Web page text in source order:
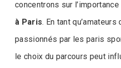
concentrons sur
à Paris. En tant
passionnés par les paris
le choix du parcours peut